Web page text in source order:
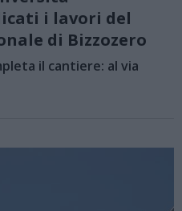
i lavori del
di Bizzozero
il cantiere: al via